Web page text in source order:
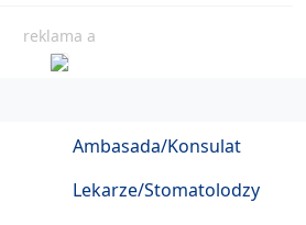
reklama a
Ambasada/Konsulat
Lekarze/Stomatolodzy